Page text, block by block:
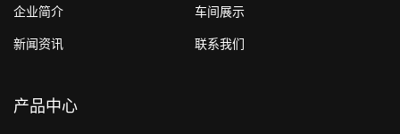
企业简介 车间展示
新闻资讯 联系我们
产品中心